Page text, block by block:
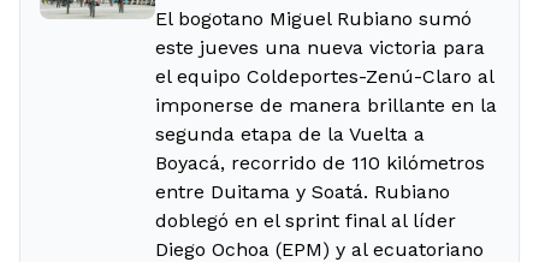
El bogotano Miguel Rubiano sumó
este jueves una nueva victoria para
el equipo Coldeportes-Zenú-Claro al
imponerse de manera brillante en la
segunda etapa de la Vuelta a
Boyacá, recorrido de 110 kilómetros
entre Duitama y Soatá. Rubiano
doblegó en el sprint final al líder
Diego Ochoa (EPM) y al ecuatoriano